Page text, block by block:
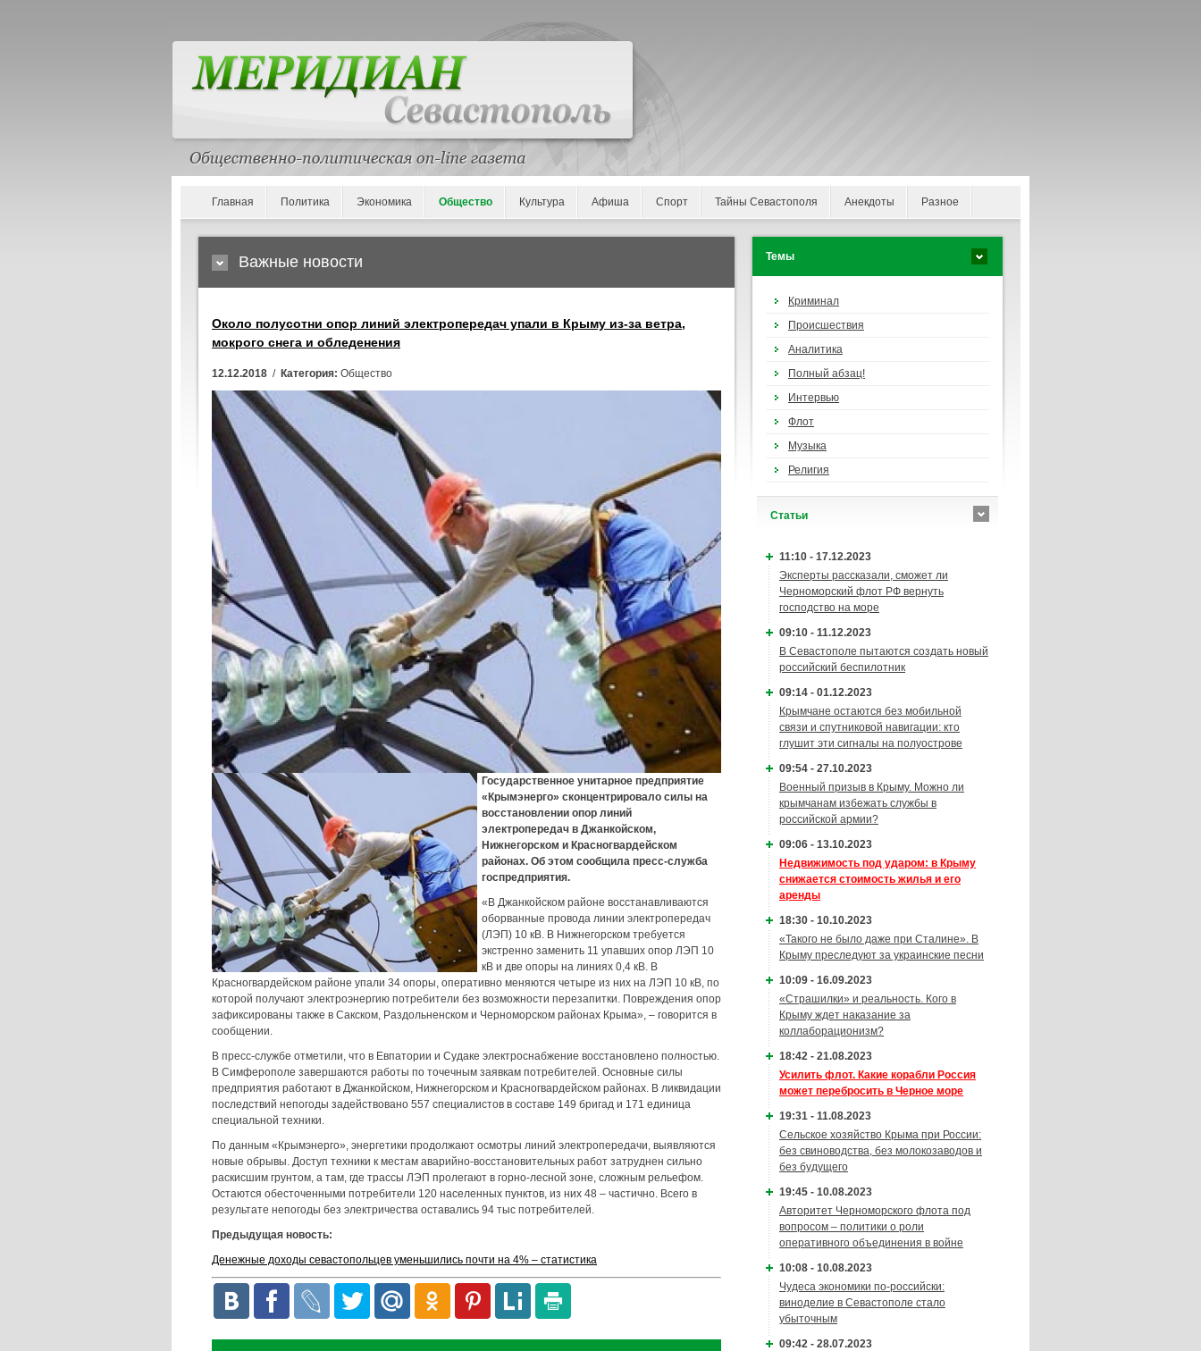
Главная Политика Экономика Общество Культура Афиша Спорт Тайны Севастополя Анекдоты Разное
Важные новости
Около полусотни опор линий электропередач упали в Крыму из-за ветра,
мокрого снега и обледенения
12.12.2018 / Категория: Общество
Государственное унитарное предприятие
«Крымэнерго» сконцентрировало силы на
восстановлении опор линий
электропередач в Джанкойском,
Нижнегорском и Красногвардейском
районах. Об этом сообщила пресс-служба
госпредприятия.
«В Джанкойском районе восстанавливаются
оборванные провода линии электропередач
(ЛЭП) 10 кВ. В Нижнегорском требуется
экстренно заменить 11 упавших опор ЛЭП 10
кВ и две опоры на линиях 0,4 кВ. В
Красногвардейском районе упали 34 опоры, оперативно меняются четыре из них на ЛЭП 10 кВ, по
которой получают электроэнергию потребители без возможности перезапитки. Повреждения опор
зафиксированы также в Сакском, Раздольненском и Черноморском районах Крыма», – говорится в
сообщении.
В пресс-службе отметили, что в Евпатории и Судаке электроснабжение восстановлено полностью.
В Симферополе завершаются работы по точечным заявкам потребителей. Основные силы
предприятия работают в Джанкойском, Нижнегорском и Красногвардейском районах. В ликвидации
последствий непогоды задействовано 557 специалистов в составе 149 бригад и 171 единица
специальной техники.
По данным «Крымэнерго», энергетики продолжают осмотры линий электропередачи, выявляются
новые обрывы. Доступ техники к местам аварийно-восстановительных работ затруднен сильно
раскисшим грунтом, а там, где трассы ЛЭП пролегают в горно-лесной зоне, сложным рельефом.
Остаются обесточенными потребители 120 населенных пунктов, из них 48 – частично. Всего в
результате непогоды без электричества оставались 94 тыс потребителей.
Предыдущая новость:
Денежные доходы севастопольцев уменьшились почти на 4% – статистика
Темы
Криминал
Происшествия
Аналитика
Полный абзац!
Интервью
Флот
Музыка
Религия
Cтатьи
11:10 - 17.12.2023
Эксперты рассказали, сможет ли
Черноморский флот РФ вернуть
господство на море
09:10 - 11.12.2023
В Севастополе пытаются создать новый
российский беспилотник
09:14 - 01.12.2023
Крымчане остаются без мобильной
связи и спутниковой навигации: кто
глушит эти сигналы на полуострове
09:54 - 27.10.2023
Военный призыв в Крыму. Можно ли
крымчанам избежать службы в
российской армии?
09:06 - 13.10.2023
Недвижимость под ударом: в Крыму
снижается стоимость жилья и его
аренды
18:30 - 10.10.2023
«Такого не было даже при Сталине». В
Крыму преследуют за украинские песни
10:09 - 16.09.2023
«Страшилки» и реальность. Кого в
Крыму ждет наказание за
коллаборационизм?
18:42 - 21.08.2023
Усилить флот. Какие корабли Россия
может перебросить в Черное море
19:31 - 11.08.2023
Сельское хозяйство Крыма при России:
без свиноводства, без молокозаводов и
без будущего
19:45 - 10.08.2023
Авторитет Черноморского флота под
вопросом – политики о роли
оперативного объединения в войне
10:08 - 10.08.2023
Чудеса экономики по-российски:
виноделие в Севастополе стало
убыточным
09:42 - 28.07.2023